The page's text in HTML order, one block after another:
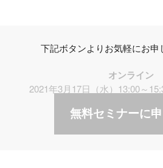
下記ボタンよりお気軽にお申
オンライン
2021年3月17日（水）13:00～
無料セミナーに